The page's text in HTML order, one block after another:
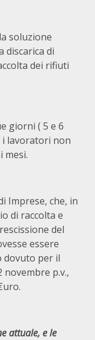
soluzione
discarica di
dei rifiuti
giorni ( 5 e 6
i lavoratori non
mesi.
Imprese, che, in
di raccolta e
del
essere
dovuto per il
p.v.,
attuale, e le